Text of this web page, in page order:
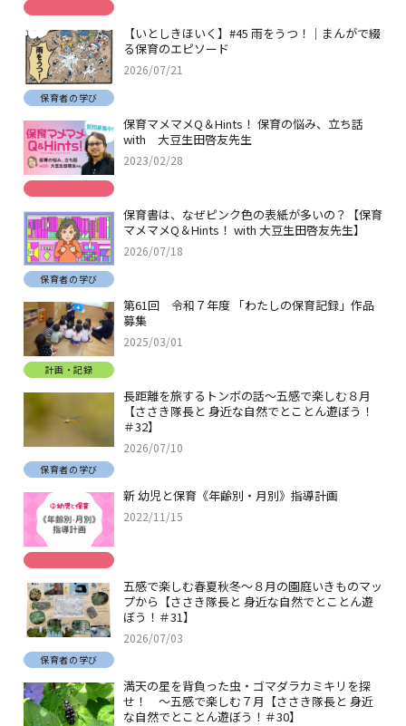
【いとしきほいく】#45 雨をうつ！｜まんがで綴
る保育のエピソード
2026/07/21
保育者の学び
保育マメマメQ＆Hints！ 保育の悩み、立ち話
with 大豆生田啓友先生
2023/02/28
保育書は、なぜピンク色の表紙が多いの？【保育
マメマメQ＆Hints！ with 大豆生田啓友先生】
2026/07/18
保育者の学び
第61回 令和７年度 「わたしの保育記録」作品
募集
2025/03/01
計画・記録
長距離を旅するトンボの話～五感で楽しむ８月
【ささき隊長と 身近な自然でとことん遊ぼう！
＃32】
2026/07/10
保育者の学び
新 幼児と保育《年齢別・月別》指導計画
2022/11/15
五感で楽しむ春夏秋冬～８月の園庭いきものマッ
プから【ささき隊長と 身近な自然でとことん遊
ぼう！＃31】
2026/07/03
保育者の学び
満天の星を背負った虫・ゴマダラカミキリを探
せ！ ～五感で楽しむ７月【ささき隊長と 身近
な自然でとことん遊ぼう！＃30】